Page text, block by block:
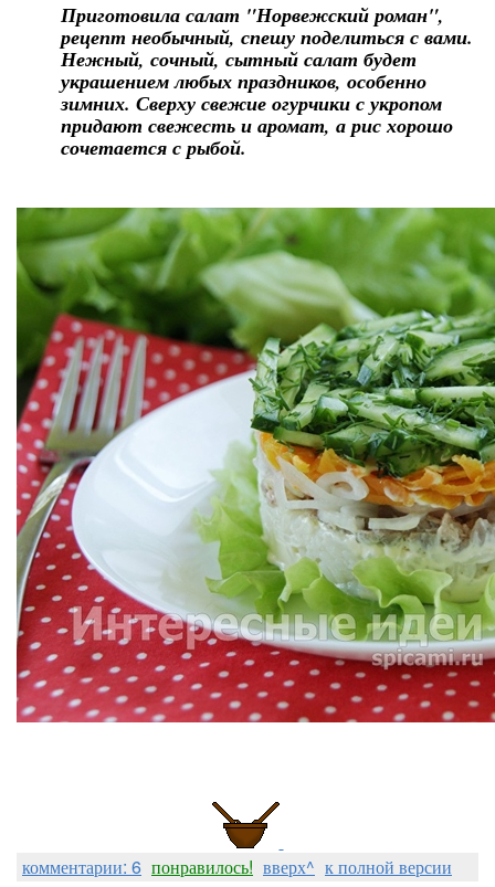
Приготовила салат "Норвежский роман",
рецепт необычный, спешу поделиться с вами.
Нежный, сочный, сытный салат будет
украшением любых праздников, особенно
зимних. Сверху свежие огурчики с укропом
придают свежесть и аромат, а рис хорошо
сочетается с рыбой.
комментарии: 6 понравилось! вверх^ к полной версии